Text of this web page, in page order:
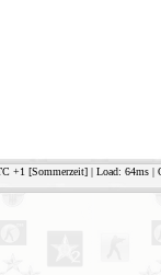
+1 [Sommerzeit] | Load: 64ms |